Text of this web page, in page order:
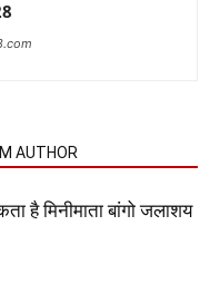
AUTHOR
है मिनीमाता बांगो जलाशय